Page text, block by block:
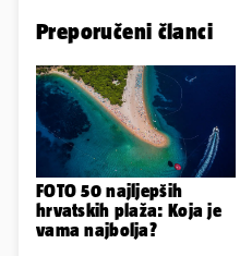
Preporučeni članci
FOTO 50 najljepših
hrvatskih plaža: Koja je
vama najbolja?